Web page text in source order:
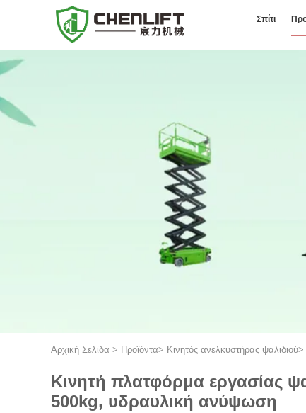
Σπίτι
Αρχική Σελίδα > Προϊόντα> Κινητός ανελκυστήρας ψαλιδιού>
Κινητή πλατφόρμα εργασίας
500kg, υδραυλική ανύψωση